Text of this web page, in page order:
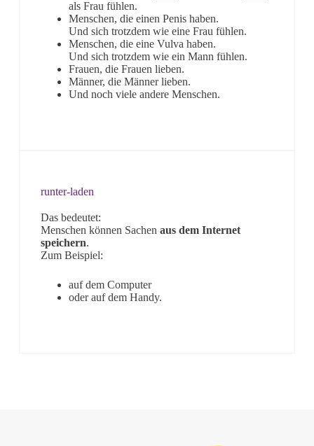
als Frau fühlen.
Menschen, die einen Penis haben.
Und sich trotzdem wie eine Frau fühlen.
Menschen, die eine Vulva haben.
Und sich trotzdem wie ein Mann fühlen.
Frauen, die Frauen lieben.
Männer, die Männer lieben.
Und noch viele andere Menschen.
runter-laden
Das bedeutet:
Menschen können Sachen aus dem Internet
speichern.
Zum Beispiel:
auf dem Computer
oder auf dem Handy.